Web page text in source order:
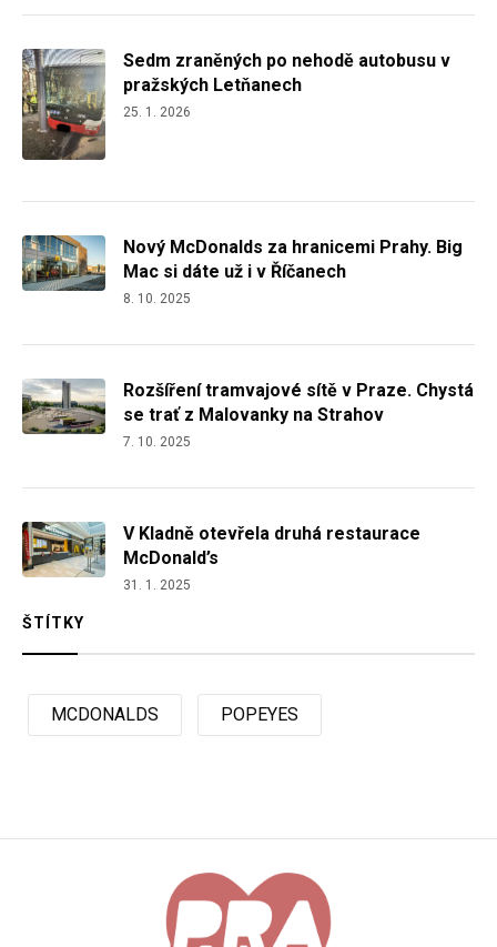
Sedm zraněných po nehodě autobusu v
pražských Letňanech
25. 1. 2026
Nový McDonalds za hranicemi Prahy. Big
Mac si dáte už i v Říčanech
8. 10. 2025
Rozšíření tramvajové sítě v Praze. Chystá
se trať z Malovanky na Strahov
7. 10. 2025
V Kladně otevřela druhá restaurace
McDonald’s
31. 1. 2025
ŠTÍTKY
MCDONALDS POPEYES